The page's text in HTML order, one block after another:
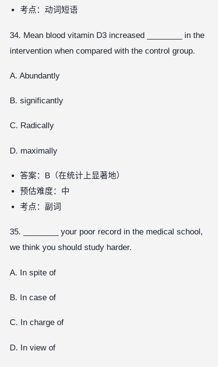
考点：动词短语
34. Mean blood vitamin D3 increased ________ in the
intervention when compared with the control group.
A. Abundantly
B. significantly
C. Radically
D. maximally
答案：B（在统计上显著地）
预估难度：中
考点：副词
35. ________ your poor record in the medical school,
we think you should study harder.
A. In spite of
B. In case of
C. In charge of
D. In view of